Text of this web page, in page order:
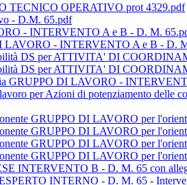
TECNICO OPERATIVO prot 4329.pdf
- D.M. 65.pdf
- INTERVENTO A e B - D. M.
LAVORO - INTERVENTO A e B - D.
DS per ATTIVITA' DI
DS per ATTIVITA' DI
GRUPPO DI LAVORO -
per Azioni di potenziamento delle
GRUPPO DI LAVORO per
GRUPPO DI LAVORO per
GRUPPO DI LAVORO per
GRUPPO DI LAVORO per
INTERVENTO B - D. M. 65 con
INTERNO - D. M. 65 -